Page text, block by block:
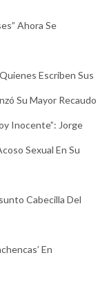
Ahora Se
Escriben Sus
Su Mayor Recaudo
Inocente”: Jorge
Sexual En Su
Cabecilla Del
En